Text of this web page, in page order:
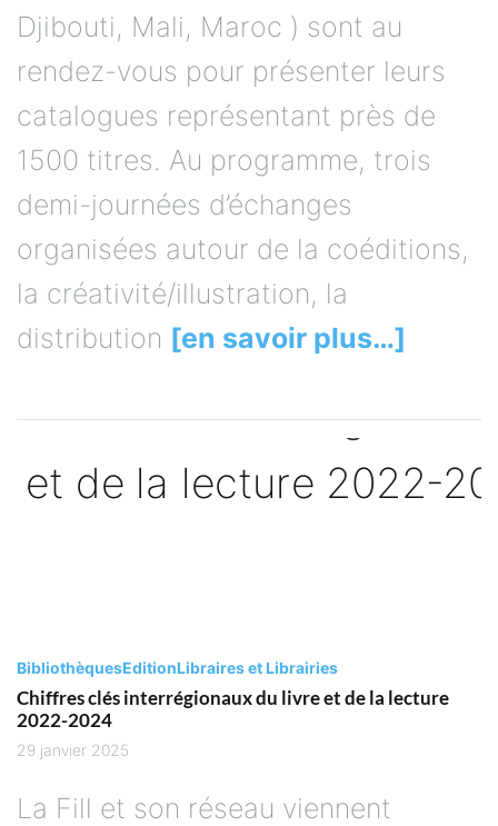
Djibouti, Mali, Maroc ) sont au
rendez-vous pour présenter leurs
catalogues représentant près de
1500 titres. Au programme, trois
demi-journées d’échanges
organisées autour de la coéditions,
la créativité/illustration, la
distribution [en savoir plus…]
BibliothèquesEditionLibraires et Librairies
Chiffres clés interrégionaux du livre et de la lecture
2022-2024
29 janvier 2025
La Fill et son réseau viennent